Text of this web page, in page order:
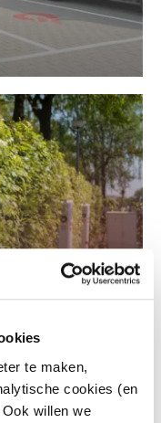
te maken,
cookies (en
willen we